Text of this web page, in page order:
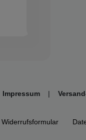
Impressum |
Widerrufs­formular